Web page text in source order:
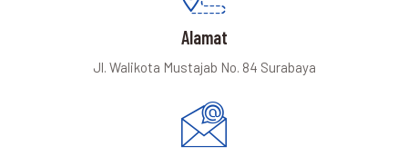
Alamat
Jl. Walikota Mustajab No. 84 Surabaya